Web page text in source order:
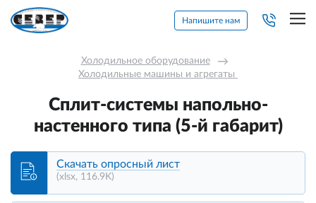
Напишите нам
Холодильное оборудование →
Холодильные машины и агрегаты
Сплит-системы напольно-
настенного типа (5-й габарит)
Скачать опросный лист
(xlsx, 116.9K)